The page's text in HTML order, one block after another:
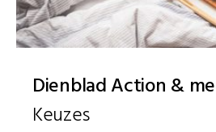
Dienblad Action &
Keuzes